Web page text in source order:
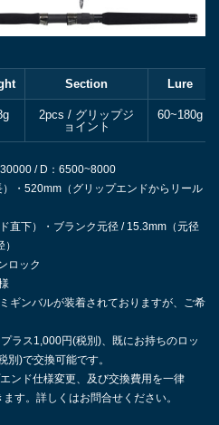
Section Lure
2pcs / グリップジ
ョイント
60~180g
/ D：6500~8000
・520mm（グリップエンドからリール
直下）・ブランク元径 / 15.3mm（元径
ロック
ギンバルが装着されておりますが、ご希
ラス1,000円(税別)、既にお持ちのロッ
別)で交換可能です。
ンド仕様変更、及び交換費用を一律
す。詳しくはお問合せください。